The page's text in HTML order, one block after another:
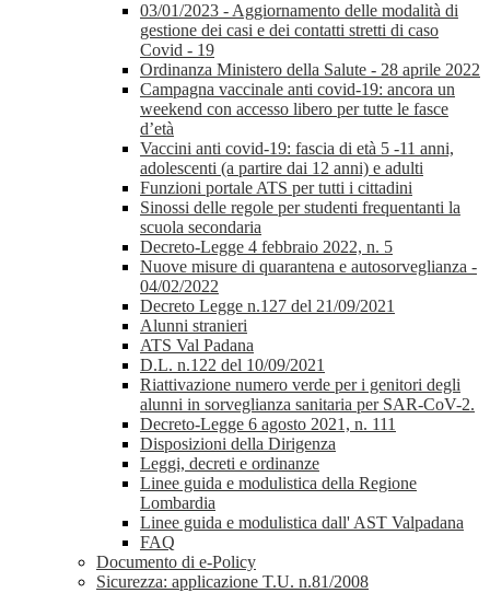
03/01/2023 - Aggiornamento delle modalità di
gestione dei casi e dei contatti stretti di caso
Covid - 19
Ordinanza Ministero della Salute - 28 aprile 2022
Campagna vaccinale anti covid-19: ancora un
weekend con accesso libero per tutte le fasce
d’età
Vaccini anti covid-19: fascia di età 5 -11 anni,
adolescenti (a partire dai 12 anni) e adulti
Funzioni portale ATS per tutti i cittadini
Sinossi delle regole per studenti frequentanti la
scuola secondaria
Decreto-Legge 4 febbraio 2022, n. 5
Nuove misure di quarantena e autosorveglianza -
04/02/2022
Decreto Legge n.127 del 21/09/2021
Alunni stranieri
ATS Val Padana
D.L. n.122 del 10/09/2021
Riattivazione numero verde per i genitori degli
alunni in sorveglianza sanitaria per SAR-CoV-2.
Decreto-Legge 6 agosto 2021, n. 111
Disposizioni della Dirigenza
Leggi, decreti e ordinanze
Linee guida e modulistica della Regione
Lombardia
Linee guida e modulistica dall' AST Valpadana
FAQ
Documento di e-Policy
Sicurezza: applicazione T.U. n.81/2008